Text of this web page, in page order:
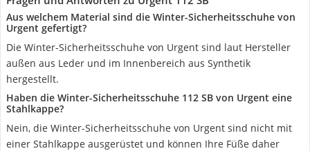
Aus welchem Material sind die Winter-Sicherheitsschuhe von
Urgent gefertigt?
Die Winter-Sicherheitsschuhe von Urgent sind laut Hersteller
außen aus Leder und im Innenbereich aus Synthetik
hergestellt.
Haben die Winter-Sicherheitsschuhe 112 SB von Urgent eine
Stahlkappe?
Nein, die Winter-Sicherheitsschuhe von Urgent sind nicht mit
einer Stahlkappe ausgerüstet und können Ihre Füße daher